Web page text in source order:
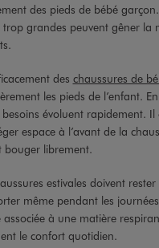
des pieds de bébé
grandes peuvent gêner la
des chaussures de
les pieds de l’enfant.
besoins évoluent rapidement.
espace à l’avant de la
bouger librement.
estivales doivent rester
même pendant les
associée à une matière
le confort quotidien.